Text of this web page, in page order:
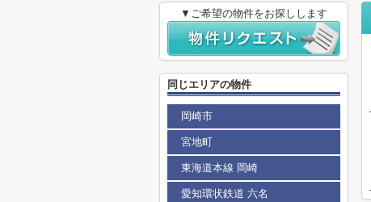
▼ご希望の物件をお探しします
同じエリアの物件
岡崎市
宮地町
東海道本線 岡崎
愛知環状鉄道 六名